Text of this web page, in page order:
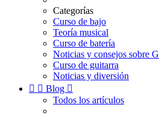
Categorías
Curso de bajo
Teoría musical
Curso de batería
Noticias y consejos sobre
Curso de guitarra
Noticias y diversión
  Blog 
Todos los artículos